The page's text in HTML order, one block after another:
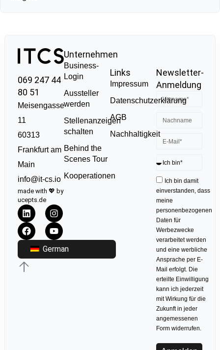
069 247 44
80 51
Meisengasse
11
60313
Frankfurt am
Main
info@it-cs.io
made with 💖 by
ucepts.de
German
Unternehmen
Business-
Login
Aussteller
werden
Stellenanzeigen
schalten
Behind the
Scenes Tour
Kooperationen
Links
Impressum
Datenschutzerklärung
AGB
Nachhaltigkeit
Newsletter-
Anmeldung
Ich bin damit
einverstanden, dass
meine
personenbezogenen
Daten für
Werbezwecke
verarbeitet werden
und eine werbliche
Ansprache per E-
Mail erfolgt. Die
erteilte Einwilligung
kann ich jederzeit
mit Wirkung für die
Zukunft in jeder
angemessenen
Form widerrufen.